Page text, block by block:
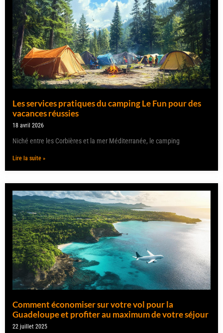
Les services pratiques du camping Le Fun pour des
vacances réussies
18 avril 2026
Niché entre les Corbières et la mer Méditerranée, le camping
Lire la suite »
Comment économiser sur votre vol pour la
Guadeloupe et profiter au maximum de votre séjour
22 juillet 2025